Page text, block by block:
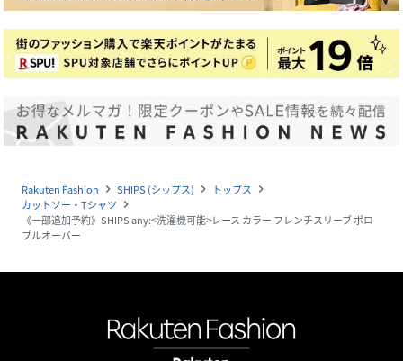
Rakuten Fashion navigate_next SHIPS (シップス) navigate_next トップス navigate_next
カットソー・Tシャツ navigate_next
《一部追加予約》SHIPS any:<洗濯機可能>レース カラー フレンチスリーブ ポロ
プルオーバー